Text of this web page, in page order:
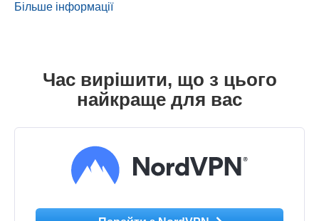
Більше інформації
Час вирішити, що з цього
найкраще для вас